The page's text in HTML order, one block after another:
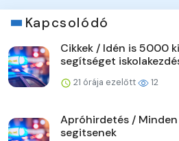
Kapcsolódó
Cikkek / Idén is 5000
segítséget
21 órája ezelőtt 12
Apróhirdetés /
segitsenek